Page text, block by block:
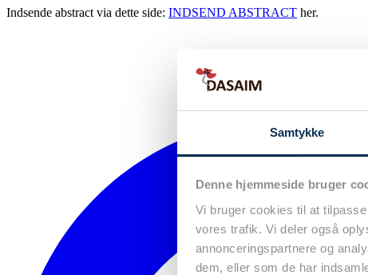
Samtykke
Denne hjemmeside bruger
Vi bruger cookies til at
vores trafik. Vi deler også
annonceringspartnere og
dem, eller som de har
Indsende abstract via dette side: INDSEND ABSTRACT her.